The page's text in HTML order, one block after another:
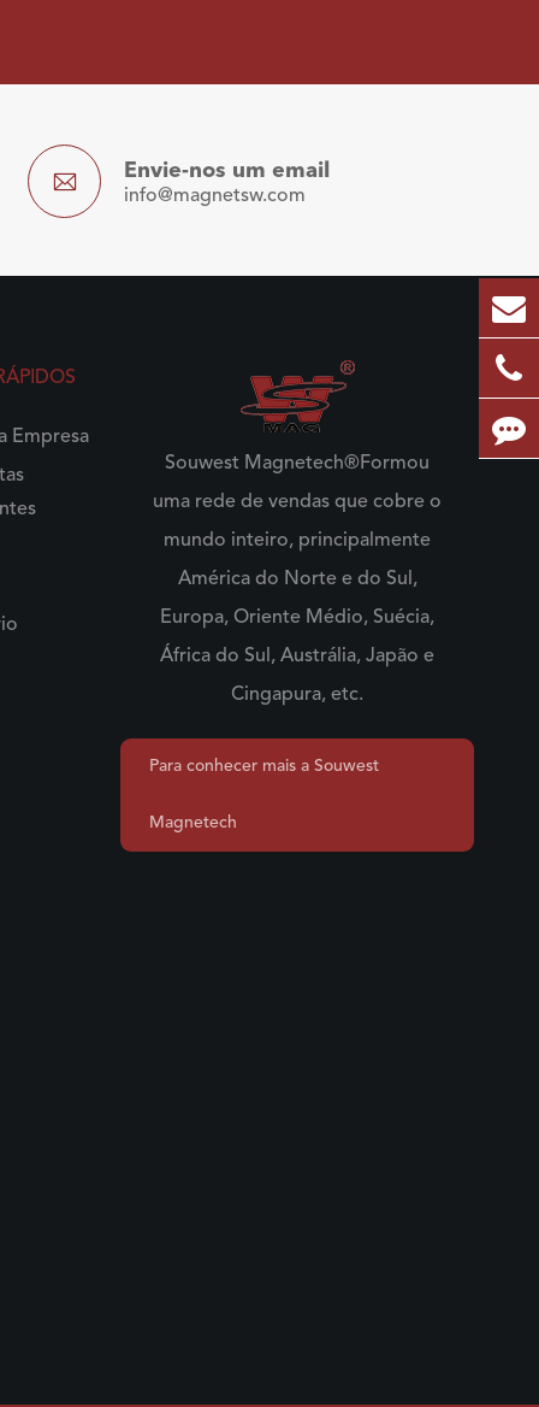
 Envie-nos um email
info@magnetsw.com
Empresa
Souwest Magnetech®Formou
uma rede de vendas que cobre o
mundo inteiro, principalmente
América do Norte e do Sul,
Europa, Oriente Médio, Suécia,
África do Sul, Austrália, Japão e
Cingapura, etc.
Para conhecer mais a Souwest
Magnetech